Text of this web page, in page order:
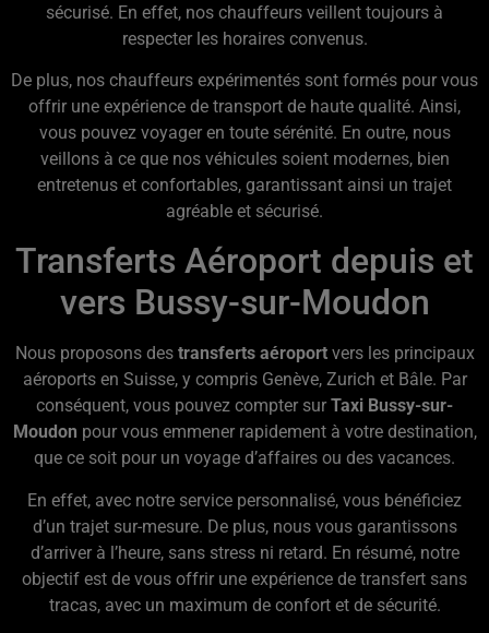
sécurisé. En effet, nos chauffeurs veillent toujours à
respecter les horaires convenus.
De plus, nos chauffeurs expérimentés sont formés pour vous
offrir une expérience de transport de haute qualité. Ainsi,
vous pouvez voyager en toute sérénité. En outre, nous
veillons à ce que nos véhicules soient modernes, bien
entretenus et confortables, garantissant ainsi un trajet
agréable et sécurisé.
Transferts Aéroport depuis et
vers Bussy-sur-Moudon
Nous proposons des transferts aéroportvers les principaux
aéroports en Suisse, y compris Genève, Zurich et Bâle. Par
conséquent, vous pouvez compter sur Taxi Bussy-sur-
Moudon pour vous emmener rapidement à votre destination,
que ce soit pour un voyage d’affaires ou des vacances.
En effet, avec notre service personnalisé, vous bénéficiez
d’un trajet sur-mesure. De plus, nous vous garantissons
d’arriver à l’heure, sans stress ni retard. En résumé, notre
objectif est de vous offrir une expérience de transfert sans
tracas, avec un maximum de confort et de sécurité.